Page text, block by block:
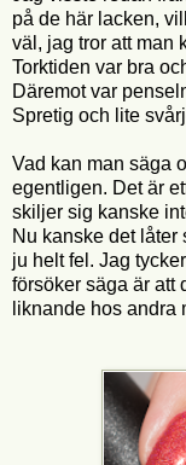
på de här lacken,
väl, jag tror att man
Torktiden var bra
Däremot var
Spretig och lite
Vad kan man säga
egentligen. Det är
skiljer sig kanske
Nu kanske det låter
ju helt fel. Jag
försöker säga är att
liknande hos andra